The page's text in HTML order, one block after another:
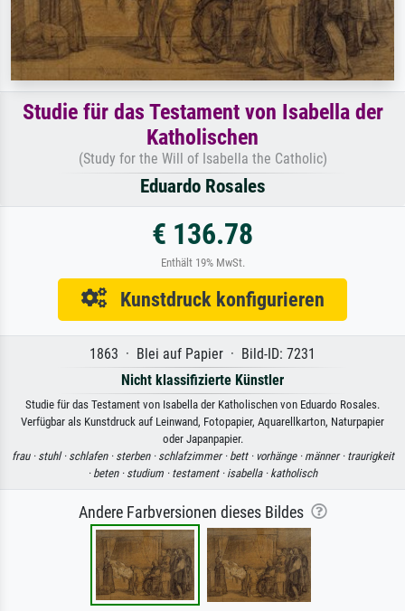
Studie für das Testament von Isabella der
Katholischen
(Study for the Will of Isabella the Catholic)
Eduardo Rosales
€ 136.78
Enthält 19% MwSt.
Kunstdruck konfigurieren
1863 · Blei auf Papier · Bild-ID: 7231
Nicht klassifizierte Künstler
Studie für das Testament von Isabella der Katholischen von Eduardo Rosales.
Verfügbar als Kunstdruck auf Leinwand, Fotopapier, Aquarellkarton, Naturpapier
oder Japanpapier.
frau · stuhl · schlafen · sterben · schlafzimmer · bett · vorhänge · männer · traurigkeit
· beten · studium · testament · isabella · katholisch
Andere Farbversionen dieses Bildes